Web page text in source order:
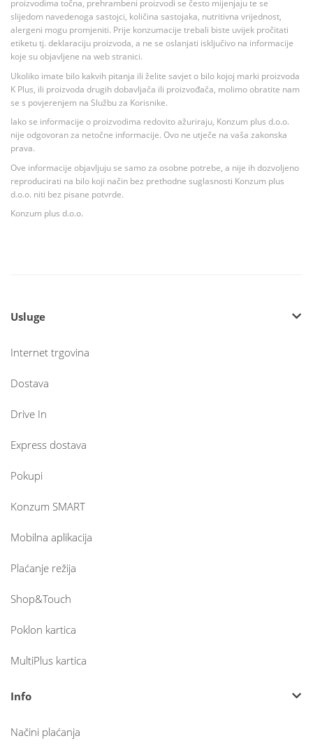
proizvodima točna, prehrambeni proizvodi se često mijenjaju te se
slijedom navedenoga sastojci, količina sastojaka, nutritivna vrijednost,
alergeni mogu promjeniti. Prije konzumacije trebali biste uvijek pročitati
etiketu tj. deklaraciju proizvoda, a ne se oslanjati isključivo na informacije
koje su objavljene na web stranici.
Ukoliko imate bilo kakvih pitanja ili želite savjet o bilo kojoj marki proizvoda
K Plus, ili proizvoda drugih dobavljača ili proizvođača, molimo obratite nam
se s povjerenjem na Službu za Korisnike.
Iako se informacije o proizvodima redovito ažuriraju, Konzum plus d.o.o.
nije odgovoran za netočne informacije. Ovo ne utječe na vaša zakonska
prava.
Ove informacije objavljuju se samo za osobne potrebe, a nije ih dozvoljeno
reproducirati na bilo koji način bez prethodne suglasnosti Konzum plus
d.o.o. niti bez pisane potvrde.
Konzum plus d.o.o.
Usluge
Internet trgovina
Dostava
Drive In
Express dostava
Pokupi
Konzum SMART
Mobilna aplikacija
Plaćanje režija
Shop&Touch
Poklon kartica
MultiPlus kartica
Info
Načini plaćanja